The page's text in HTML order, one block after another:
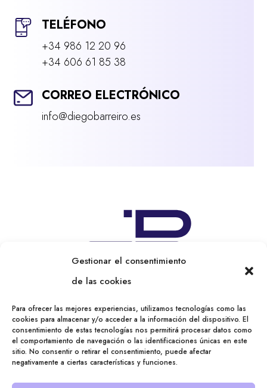
Gestionar el consentimiento
de las cookies
Para ofrecer las mejores experiencias, utilizamos tecnologías como las
cookies para almacenar y/o acceder a la información del dispositivo. El
consentimiento de estas tecnologías nos permitirá procesar datos como
el comportamiento de navegación o las identificaciones únicas en este
sitio. No consentir o retirar el consentimiento, puede afectar
negativamente a ciertas características y funciones.
TELÉFONO
+34 986 12 20 96
+34 606 61 85 38
CORREO ELECTRÓNICO
info@diegobarreiro.es